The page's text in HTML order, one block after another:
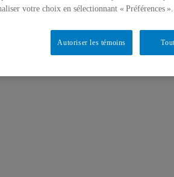
votre choix en sélectionnant « Préférences ».
Autoriser les témoins